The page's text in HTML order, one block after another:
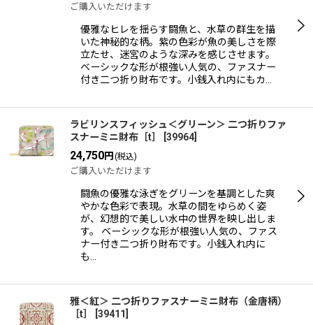
ご購入いただけます
優雅なヒレを揺らす闘魚と、水草の群生を描
いた神秘的な柄。紫の色彩が魚の美しさを際
立たせ、迷宮のような深みを感じさせます。
ベーシックな形が根強い人気の、ファスナー
付き二つ折り財布です。小銭入れ内にもカ…
ラビリンスフィッシュ＜グリーン＞ 二つ折りファ
スナーミニ財布［t］
39964
24,750円 (税込)
ご購入いただけます
闘魚の優雅な泳ぎをグリーンを基調とした爽
やかな色彩で表現。水草の間をゆらめく姿
が、幻想的で美しい水中の世界を映し出しま
す。 ベーシックな形が根強い人気の、ファス
ナー付き二つ折り財布です。小銭入れ内に
も…
雅＜紅＞ 二つ折りファスナーミニ財布（金唐柄）
［t］
39411